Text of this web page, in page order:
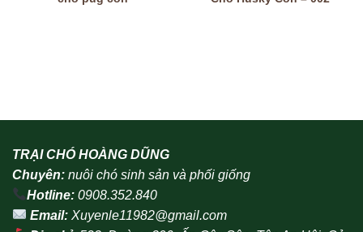
TRẠI CHÓ HOÀNG DŨNG
Chuyên: nuôi chó sinh sản và phối giống
Hotline: 0908.352.840
Email: Xuyenle11982@gmail.com